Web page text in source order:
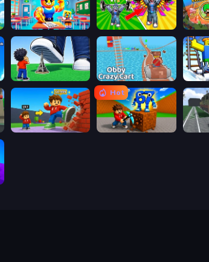
Obby: Dumb or Genius IQ Test Obby: Gym Simulator, Escape
Obby: Crazy Cart
Obby: +1 Click Wall Breaker
Hot